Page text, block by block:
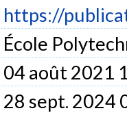
https://
École
04 août 2021
28 sept. 2024